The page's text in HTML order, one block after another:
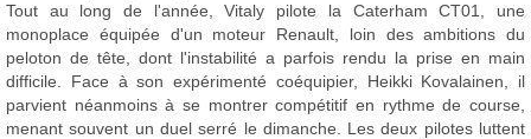
Tout au long de l'année, Vitaly pilote la Caterham CT01, une
monoplace équipée d'un moteur Renault, loin des ambitions du
peloton de tête, dont l'instabilité a parfois rendu la prise en main
difficile. Face à son expérimenté coéquipier, Heikki Kovalainen, il
parvient néanmoins à se montrer compétitif en rythme de course,
menant souvent un duel serré le dimanche. Les deux pilotes luttent